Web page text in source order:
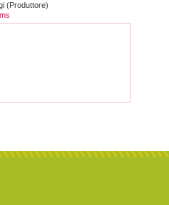
(Produttore)